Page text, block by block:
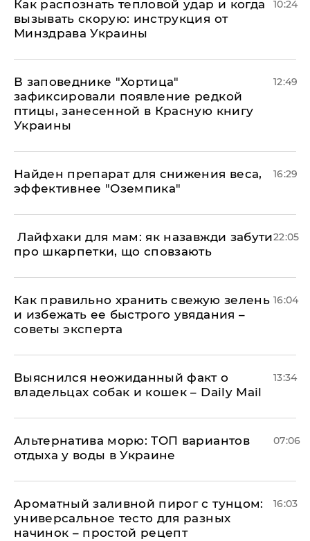
Как распознать тепловой удар и когда
вызывать скорую: инструкция от
Минздрава Украины
10:24
В заповеднике "Хортица"
зафиксировали появление редкой
птицы, занесенной в Красную книгу
Украины
12:49
Найден препарат для снижения веса,
эффективнее "Оземпика"
16:29
​ Лайфхаки для мам: як назавжди забути
про шкарпетки, що сповзають
22:05
Как правильно хранить свежую зелень
и избежать ее быстрого увядания –
советы эксперта
16:04
Выяснился неожиданный факт о
владельцах собак и кошек – Daily Mail
13:34
Альтернатива морю: ТОП вариантов
отдыха у воды в Украине
07:06
Ароматный заливной пирог с тунцом:
универсальное тесто для разных
начинок – простой рецепт
16:03